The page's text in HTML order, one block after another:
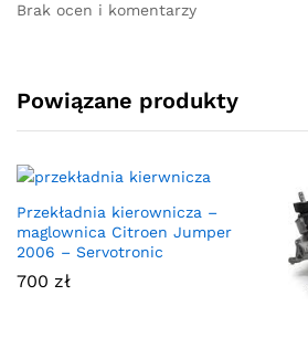
Brak ocen i komentarzy
Powiązane produkty
Przekładnia kierownicza –
maglownica Citroen Jumper
2006 – Servotronic
700 zł